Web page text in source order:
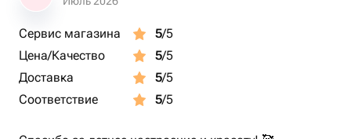
Сервис магазина 5/5
Цена/Качество
5/5
Доставка
5/5
Соответствие
5/5